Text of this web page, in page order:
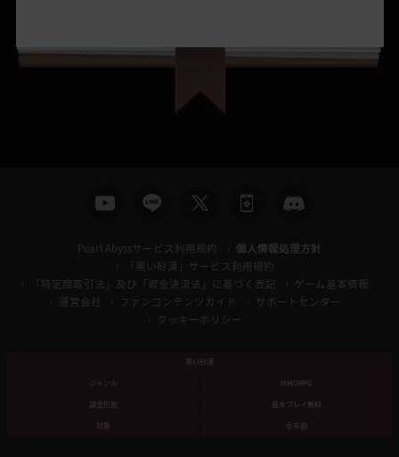
Pearl Abyssサービス利用規約
個人情報処理方針
「黒い砂漠」サービス利用規約
「特定商取引法」及び「資金決済法」に基づく表記
ゲーム基本情報
運営会社
ファンコンテンツガイド
サポートセンター
クッキーポリシー
黒い砂漠
ジャンル
MMORPG
課金形態
基本プレイ無料
対象
全年齢